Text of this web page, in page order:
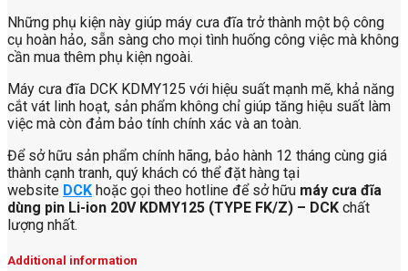
Những phụ kiện này giúp máy cưa đĩa trở thành một bộ công
cụ hoàn hảo, sẵn sàng cho mọi tình huống công việc mà không
cần mua thêm phụ kiện ngoài.
Máy cưa đĩa DCK KDMY125 với hiệu suất mạnh mẽ, khả năng
cắt vát linh hoạt, sản phẩm không chỉ giúp tăng hiệu suất làm
việc mà còn đảm bảo tính chính xác và an toàn.
Để sở hữu sản phẩm chính hãng, bảo hành 12 tháng cùng giá
thành cạnh tranh, quý khách có thể đặt hàng tại
website DCK hoặc gọi theo hotline để sở hữu máy cưa đĩa
dùng pin Li-ion 20V KDMY125 (TYPE FK/Z) – DCK chất
lượng nhất.
Additional information